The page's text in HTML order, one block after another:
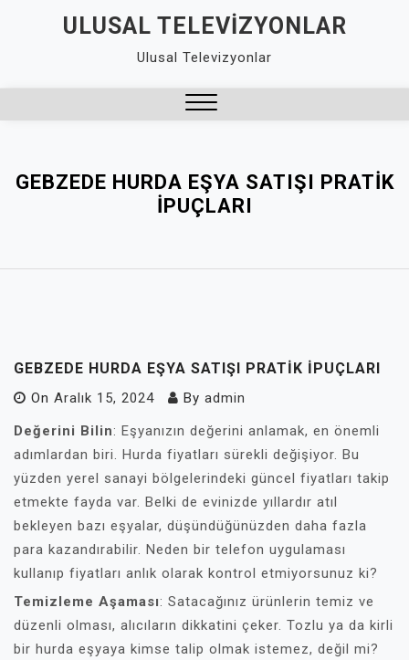
ULUSAL TELEVIZYONLAR
Ulusal Televizyonlar
GEBZEDE HURDA EŞYA SATIŞI PRATIK
İPUÇLARI
GEBZEDE HURDA EŞYA SATIŞI PRATIK İPUÇLARI
On Aralık 15, 2024 By admin
Değerini Bilin: Eşyanızın değerini anlamak, en önemli
adımlardan biri. Hurda fiyatları sürekli değişiyor. Bu
yüzden yerel sanayi bölgelerindeki güncel fiyatları takip
etmekte fayda var. Belki de evinizde yıllardır atıl
bekleyen bazı eşyalar, düşündüğünüzden daha fazla
para kazandırabilir. Neden bir telefon uygulaması
kullanıp fiyatları anlık olarak kontrol etmiyorsunuz ki?
Temizleme Aşaması: Satacağınız ürünlerin temiz ve
düzenli olması, alıcıların dikkatini çeker. Tozlu ya da kirli
bir hurda eşyaya kimse talip olmak istemez, değil mi?